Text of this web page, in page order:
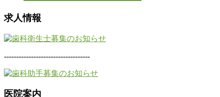
求人情報
-----------------------------------
医院案内